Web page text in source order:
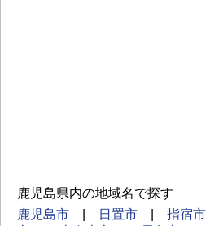
鹿児島県内の地域名で探す
鹿児島市
日置市 指宿市